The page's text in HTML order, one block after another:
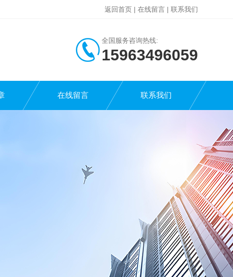
返回首页 | 在线留言 | 联系我们
全国服务咨询热线:
15963496059
在线留言 联系我们